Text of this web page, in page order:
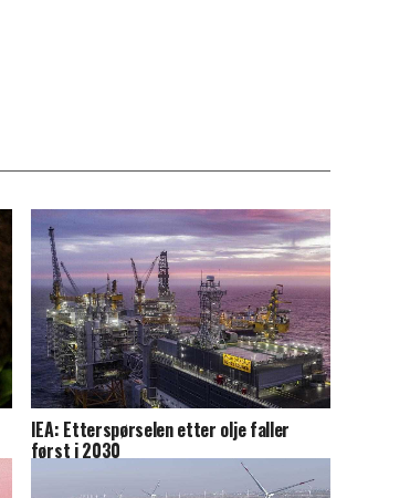
IEA: Etterspørselen etter olje faller
først i 2030